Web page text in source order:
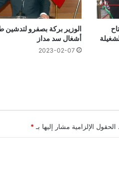
الوزير بركة بصفرو لتدشين
أشغال سد مداز
2023-02-07
الحقول الإلزامية مشار إليها بـ *